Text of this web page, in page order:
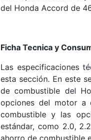
del Honda Accord de
Ficha Tecnica y
Las especificaciones
esta sección. En este
de combustible del
opciones del motor a
combustible y las
estándar, como 2.0,
ahorro de combustible